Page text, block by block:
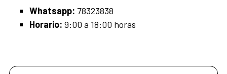
Whatsapp: 78323838
Horario: 9:00 a 18:00 horas